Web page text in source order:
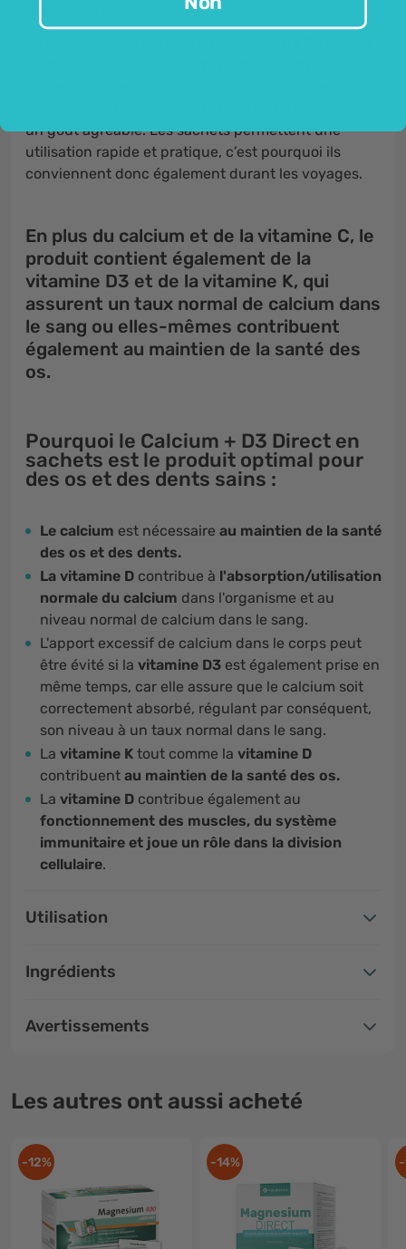
nécessaire dans nos os.
un goût agréable. Les sachets permettent une
utilisation rapide et pratique, c’est pourquoi ils
conviennent donc également durant les voyages.
En plus du calcium et de la vitamine C, le
produit contient également de la
vitamine D3 et de la vitamine K, qui
assurent un taux normal de calcium dans
le sang ou elles-mêmes contribuent
également au maintien de la santé des
os.
Pourquoi le Calcium + D3 Direct en
sachets est le produit optimal pour
des os et des dents sains :
Le calcium est nécessaire au maintien de la santé
des os et des dents.
La vitamine D contribue à l'absorption/utilisation
normale du calcium dans l'organisme et au
niveau normal de calcium dans le sang.
L'apport excessif de calcium dans le corps peut
être évité si la vitamine D3 est également prise en
même temps, car elle assure que le calcium soit
correctement absorbé, régulant par conséquent,
son niveau à un taux normal dans le sang.
La vitamine K tout comme la vitamine D
contribuent au maintien de la santé des os.
La vitamine D contribue également au
fonctionnement des muscles, du système
immunitaire et joue un rôle dans la division
cellulaire.
Utilisation
Ingrédients
Avertissements
Les autres ont aussi acheté
-12% -14% -